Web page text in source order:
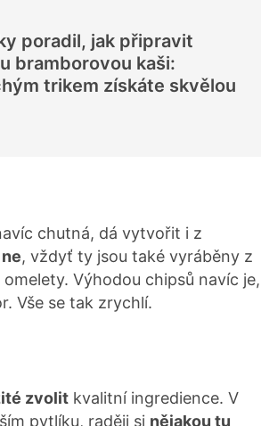
poradil, jak připravit
bramborovou kaši:
trikem získáte skvělou
chutná, dá vytvořit i z
, vždyť ty jsou také vyráběny z
Výhodou chipsů navíc je,
Vše se tak zrychlí.
zvolit kvalitní ingredience. V
pytlíku, raději si nějakou tu